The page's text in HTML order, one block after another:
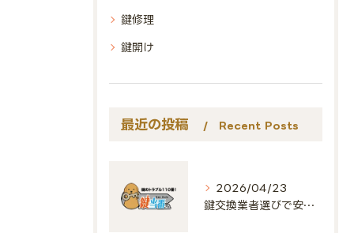
鍵修理
鍵開け
最近の投稿 Recent Posts
2026/04/23
鍵交換業者選びで安心と納得を得る福岡県福岡市西区の費用相場と信頼ポイント